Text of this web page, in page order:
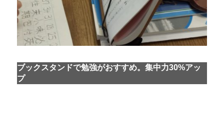
ブックスタンドで勉強がおすすめ。集中力30%アッ
プ